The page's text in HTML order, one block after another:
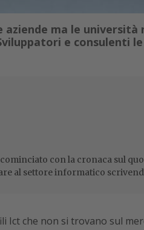
aziende ma le università
e consulenti
con la cronaca sul
al settore informatico
Ict che non si trovano sul